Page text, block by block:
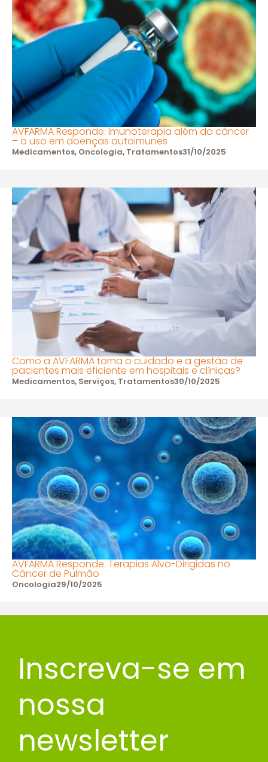
AVFARMA Responde: Imunoterapia além do câncer
– o uso em doenças autoimunes
Medicamentos, Oncologia, Tratamentos31/10/2025
Como a AVFARMA torna o cuidado e a gestão de
pacientes mais eficiente em hospitais e clínicas?
Medicamentos, Serviços, Tratamentos30/10/2025
AVFARMA Responde: Terapias Alvo-Dirigidas no
Câncer de Pulmão
Oncologia29/10/2025
Inscreva-se em
nossa
newsletter